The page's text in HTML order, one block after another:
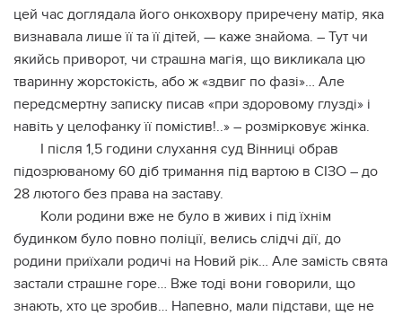
цей час доглядала його онкохвору приречену матір, яка
визнавала лише її та її дітей, — каже знайома. – Тут чи
якийсь приворот, чи страшна магія, що викликала цю
тваринну жорстокість, або ж «здвиг по фазі»… Але
передсмертну записку писав «при здоровому глузді» і
навіть у целофанку її помістив!..» – розмірковує жінка.
І після 1,5 години слухання суд Вінниці обрав
підозрюваному 60 діб тримання під вартою в СІЗО – до
28 лютого без права на заставу.
Коли родини вже не було в живих і під їхнім
будинком було повно поліції, велись слідчі дії, до
родини приїхали родичі на Новий рік… Але замість свята
застали страшне горе… Вже тоді вони говорили, що
знають, хто це зробив… Напевно, мали підстави, ще не